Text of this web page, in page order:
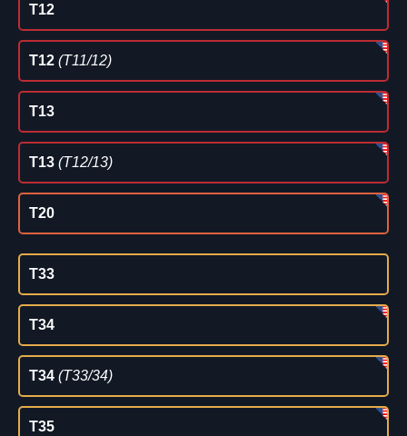
T12
T12 (T11/12)
T13
T13 (T12/13)
T20
T33
T34
T34 (T33/34)
T35